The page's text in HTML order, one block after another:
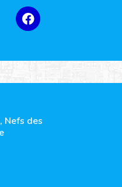
Nefs des